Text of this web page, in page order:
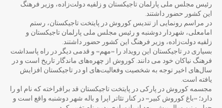
رئیس مجلس ملی پارلمان تاجیکستان و زلفیه دولت‌زاده، وزیر فرهنگ
این کشور حضور داشتند.
در مراسم رونمایی از تندیس کوروش در پایتخت تاجیکستان، رستم
امامعلی، شهردار دوشنبه و رئیس مجلس ملی پارلمان تاجیکستان و
زلفیه دولت‌زاده، وزیر فرهنگ این کشور حضور داشتند.
بسیاری در تاجیکستان این رویداد را «مهم» و قدمی دیگر در راه پاسداشت
فرهنگ نیاکان خود می دانند. کوروش از چهره‌های ماندگار تاریخ است و در
سال‌های اخیر توجه به شخصیت وفعالیت‌های او در تاجیکستان افزایش
یافته است.
مجسمه کوروش در پارکی در پایتخت تاجیکستان قد برافراخته که نام او را
دارد؛ «باغ کوروش کبیر» در کنار تئاتر اپرا و باله شهر دوشنبه واقع است و